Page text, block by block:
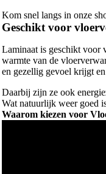
Kom snel langs in onze
Geschikt voor
Laminaat is geschikt voor
warmte van de
en gezellig gevoel krijgt
Daarbij zijn ze ook
Wat natuurlijk weer goed
Waarom kiezen voor